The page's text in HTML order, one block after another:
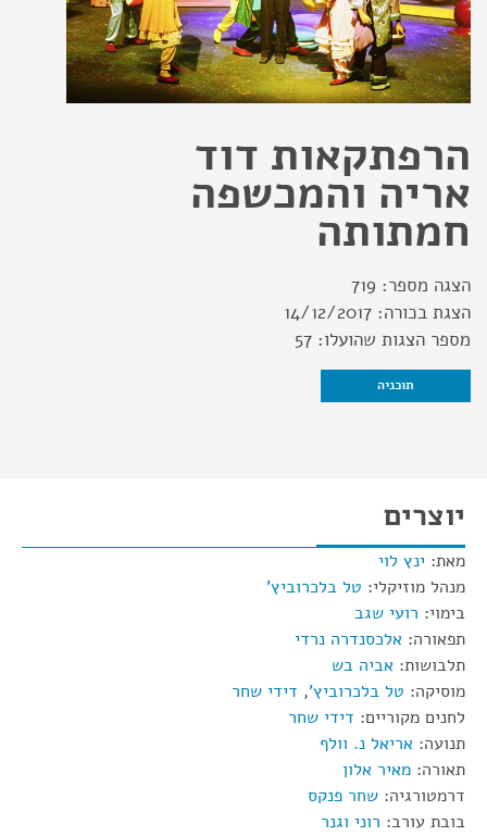
הרפתקאות דוד
אריה והמכשפה
חמתותה
הצגה מספר: 719
הצגת בכורה: 14/12/2017
מספר הצגות שהועלו: 57
תוכניה
יוצרים
מאת: ינץ לוי
מנהל מוזיקלי: טל בלכרוביץ'
בימוי: רועי שגב
תפאורה: אלכסנדרה נרדי
תלבושות: אביה בש
מוסיקה: טל בלכרוביץ', דידי שחר
לחנים מקוריים: דידי שחר
תנועה: אריאל נ. וולף
תאורה: מאיר אלון
דרמטורגיה: שחר פנקס
בובת עורב: רוני וגנר